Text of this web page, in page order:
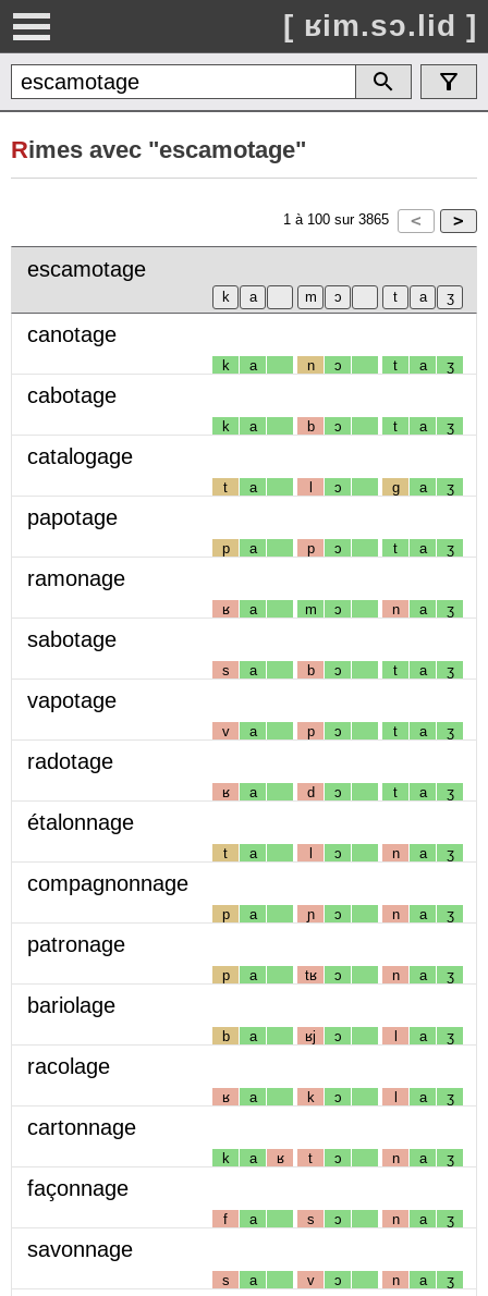
[ ʁim.sɔ.lid ]
Rimes avec "escamotage"
1 à 100 sur 3865
escamotage
canotage
k a n ɔ t a ʒ
cabotage
k a b ɔ t a ʒ
catalogage
t a l ɔ g a ʒ
papotage
p a p ɔ t a ʒ
ramonage
ʁ a m ɔ n a ʒ
sabotage
s a b ɔ t a ʒ
vapotage
v a p ɔ t a ʒ
radotage
ʁ a d ɔ t a ʒ
étalonnage
t a l ɔ n a ʒ
compagnonnage
p a ɲ ɔ n a ʒ
patronage
p a tʁ ɔ n a ʒ
bariolage
b a ʁj ɔ l a ʒ
racolage
ʁ a k ɔ l a ʒ
cartonnage
k a ʁ t ɔ n a ʒ
façonnage
f a s ɔ n a ʒ
savonnage
s a v ɔ n a ʒ